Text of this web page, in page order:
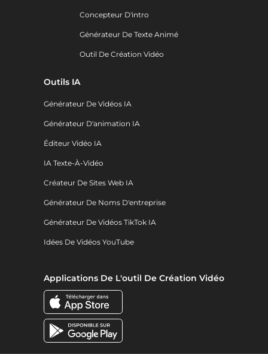
Concepteur D'intro
Générateur De Texte Animé
Outil De Création Vidéo
Outils IA
Générateur De Vidéos IA
Générateur D'animation IA
Éditeur Vidéo IA
IA Texte-À-Vidéo
Créateur De Sites Web IA
Générateur De Noms D'entreprise
Générateur De Vidéos TikTok IA
Idées De Vidéos YouTube
Applications De L'outil De Création Vidéo